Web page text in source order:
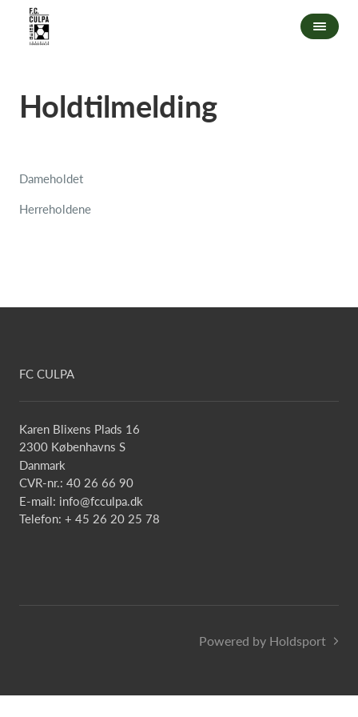
Holdtilmelding
Dameholdet
Herreholdene
FC CULPA
Karen Blixens Plads 16
2300 Københavns S
Danmark
CVR-nr.: 40 26 66 90
E-mail: info@fcculpa.dk
Telefon: + 45 26 20 25 78
Powered by Holdsport